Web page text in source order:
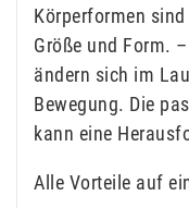
Körperformen
Größe und Form.
ändern sich im
Bewegung. Die
kann eine
Alle Vorteile auf